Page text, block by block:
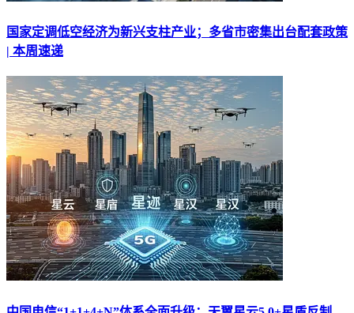
国家定调低空经济为新兴支柱产业；多省市密集出台配套政策
| 本周速递